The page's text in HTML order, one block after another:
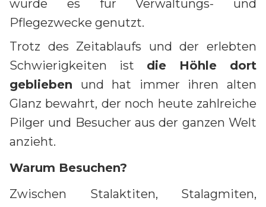
wurde es für Verwaltungs- und
Pflegezwecke genutzt.
Trotz des Zeitablaufs und der erlebten
Schwierigkeiten ist die Höhle dort
geblieben und hat immer ihren alten
Glanz bewahrt, der noch heute zahlreiche
Pilger und Besucher aus der ganzen Welt
anzieht.
Warum Besuchen?
Zwischen Stalaktiten, Stalagmiten,